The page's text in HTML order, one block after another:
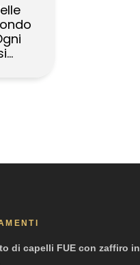
i
di capelli FUE con zaffiro in